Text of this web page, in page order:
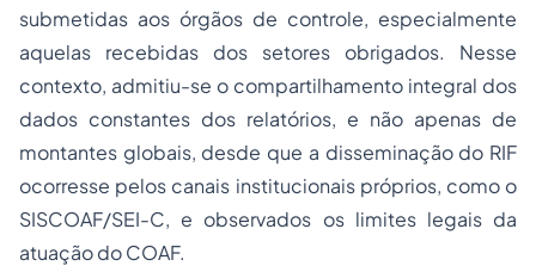
submetidas aos órgãos de controle, especialmente
aquelas recebidas dos setores obrigados. Nesse
contexto, admitiu-se o compartilhamento integral dos
dados constantes dos relatórios, e não apenas de
montantes globais, desde que a disseminação do RIF
ocorresse pelos canais institucionais próprios, como o
SISCOAF/SEI-C, e observados os limites legais da
atuação do COAF.